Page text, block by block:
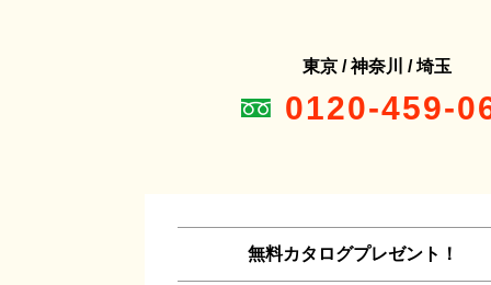
東京 / 神奈川 / 埼玉
0120-459-
無料カタログプレゼント！